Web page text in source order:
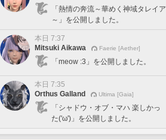
「熱情の奔流～華めく神域タレイア
～」を公開しました。
本日 7:37
Mitsuki Aikawa
Faerie [Aether]
「meow :3」を公開しました。
本日 7:35
Orthus Galland
Ultima [Gaia]
「シャドウ・オブ・マハ 楽しかっ
た('ω')」を公開しました。